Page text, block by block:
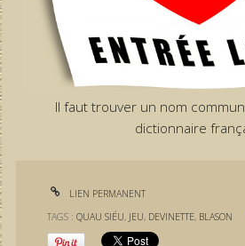
Il faut trouver un nom
dictionnaire
LIEN PERMANENT
TAGS :QUAU SIÉU, JEU, DEVINETTE, BLASON